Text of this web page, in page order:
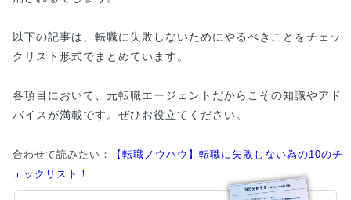
以下の記事は、転職に失敗しないためにやるべきことをチェッ
クリスト形式でまとめています。
各項目において、元転職エージェントだからこその知識やアド
バイスが満載です。ぜひお役立てください。
合わせて読みたい：
【転職ノウハウ】転職に失敗しない為の10のチ
ェックリスト！